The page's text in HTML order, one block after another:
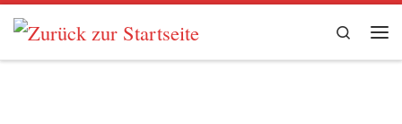
Zum Inhalt springen
Search